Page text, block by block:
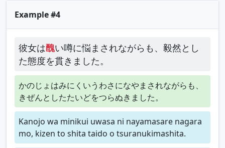
Example #4
彼女は醜い噂に悩まされながらも、毅然とし
た態度を貫きました。
かのじょはみにくいうわさになやまされながらも、
きぜんとしたたいどをつらぬきました。
Kanojo wa minikui uwasa ni nayamasare nagara
mo, kizen to shita taido o tsuranukimashita.